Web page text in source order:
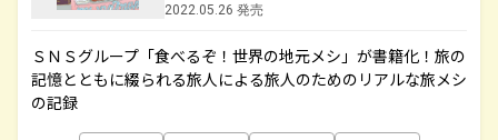
2022.05.26 発売
ＳＮＳグループ「食べるぞ！世界の地元メシ」が書籍化！旅の
記憶とともに綴られる旅人による旅人のためのリアルな旅メシ
の記録